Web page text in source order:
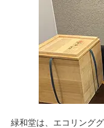
緑和堂は、エコリング